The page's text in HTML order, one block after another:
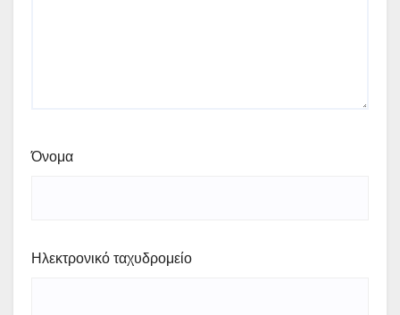
Όνομα
Ηλεκτρονικό ταχυδρομείο